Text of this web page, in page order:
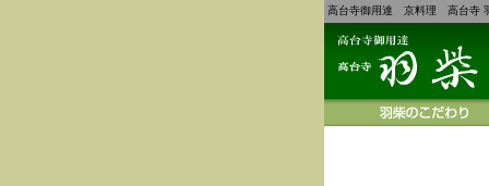
高台寺御用達 京料理 高台寺